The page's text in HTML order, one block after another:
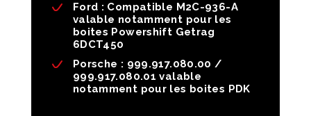
Ford : Compatible M2C-936-A
valable notamment pour les
boites Powershift Getrag
6DCT450
Porsche : 999.917.080.00 /
999.917.080.01 valable
notamment pour les boites PDK